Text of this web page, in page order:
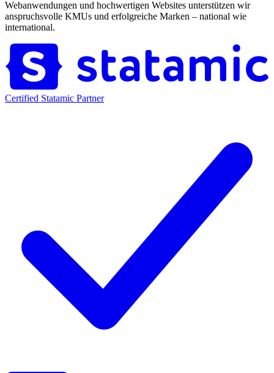
Webanwendungen und hochwertigen Websites unterstützen wir
anspruchsvolle KMUs und erfolgreiche Marken – national wie
international.
Certified Statamic Partner